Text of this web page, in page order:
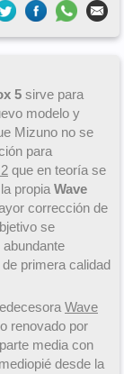
5 sirve para
modelo y
Mizuno no se
para
que en teoría se
propia Wave
corrección de
se
primera calidad
Wave
renovado por
media con
desde la